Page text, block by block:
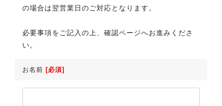
の場合は翌営業日のご対応となります。
必要事項をご記入の上、確認ページへお進みくださ
い。
お名前 [必須]